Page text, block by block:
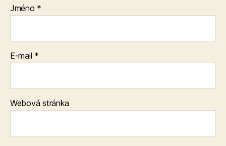
Jméno *
E-mail *
Webová stránka